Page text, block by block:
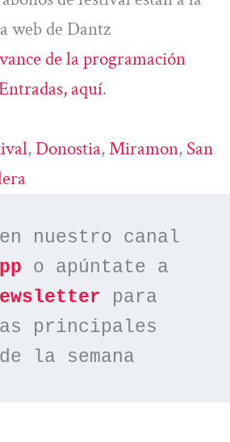
web de Dantz
de la programación
aquí.
, Donostia, Miramon, San
nuestro canal
o apúntate a
para
principales
la semana